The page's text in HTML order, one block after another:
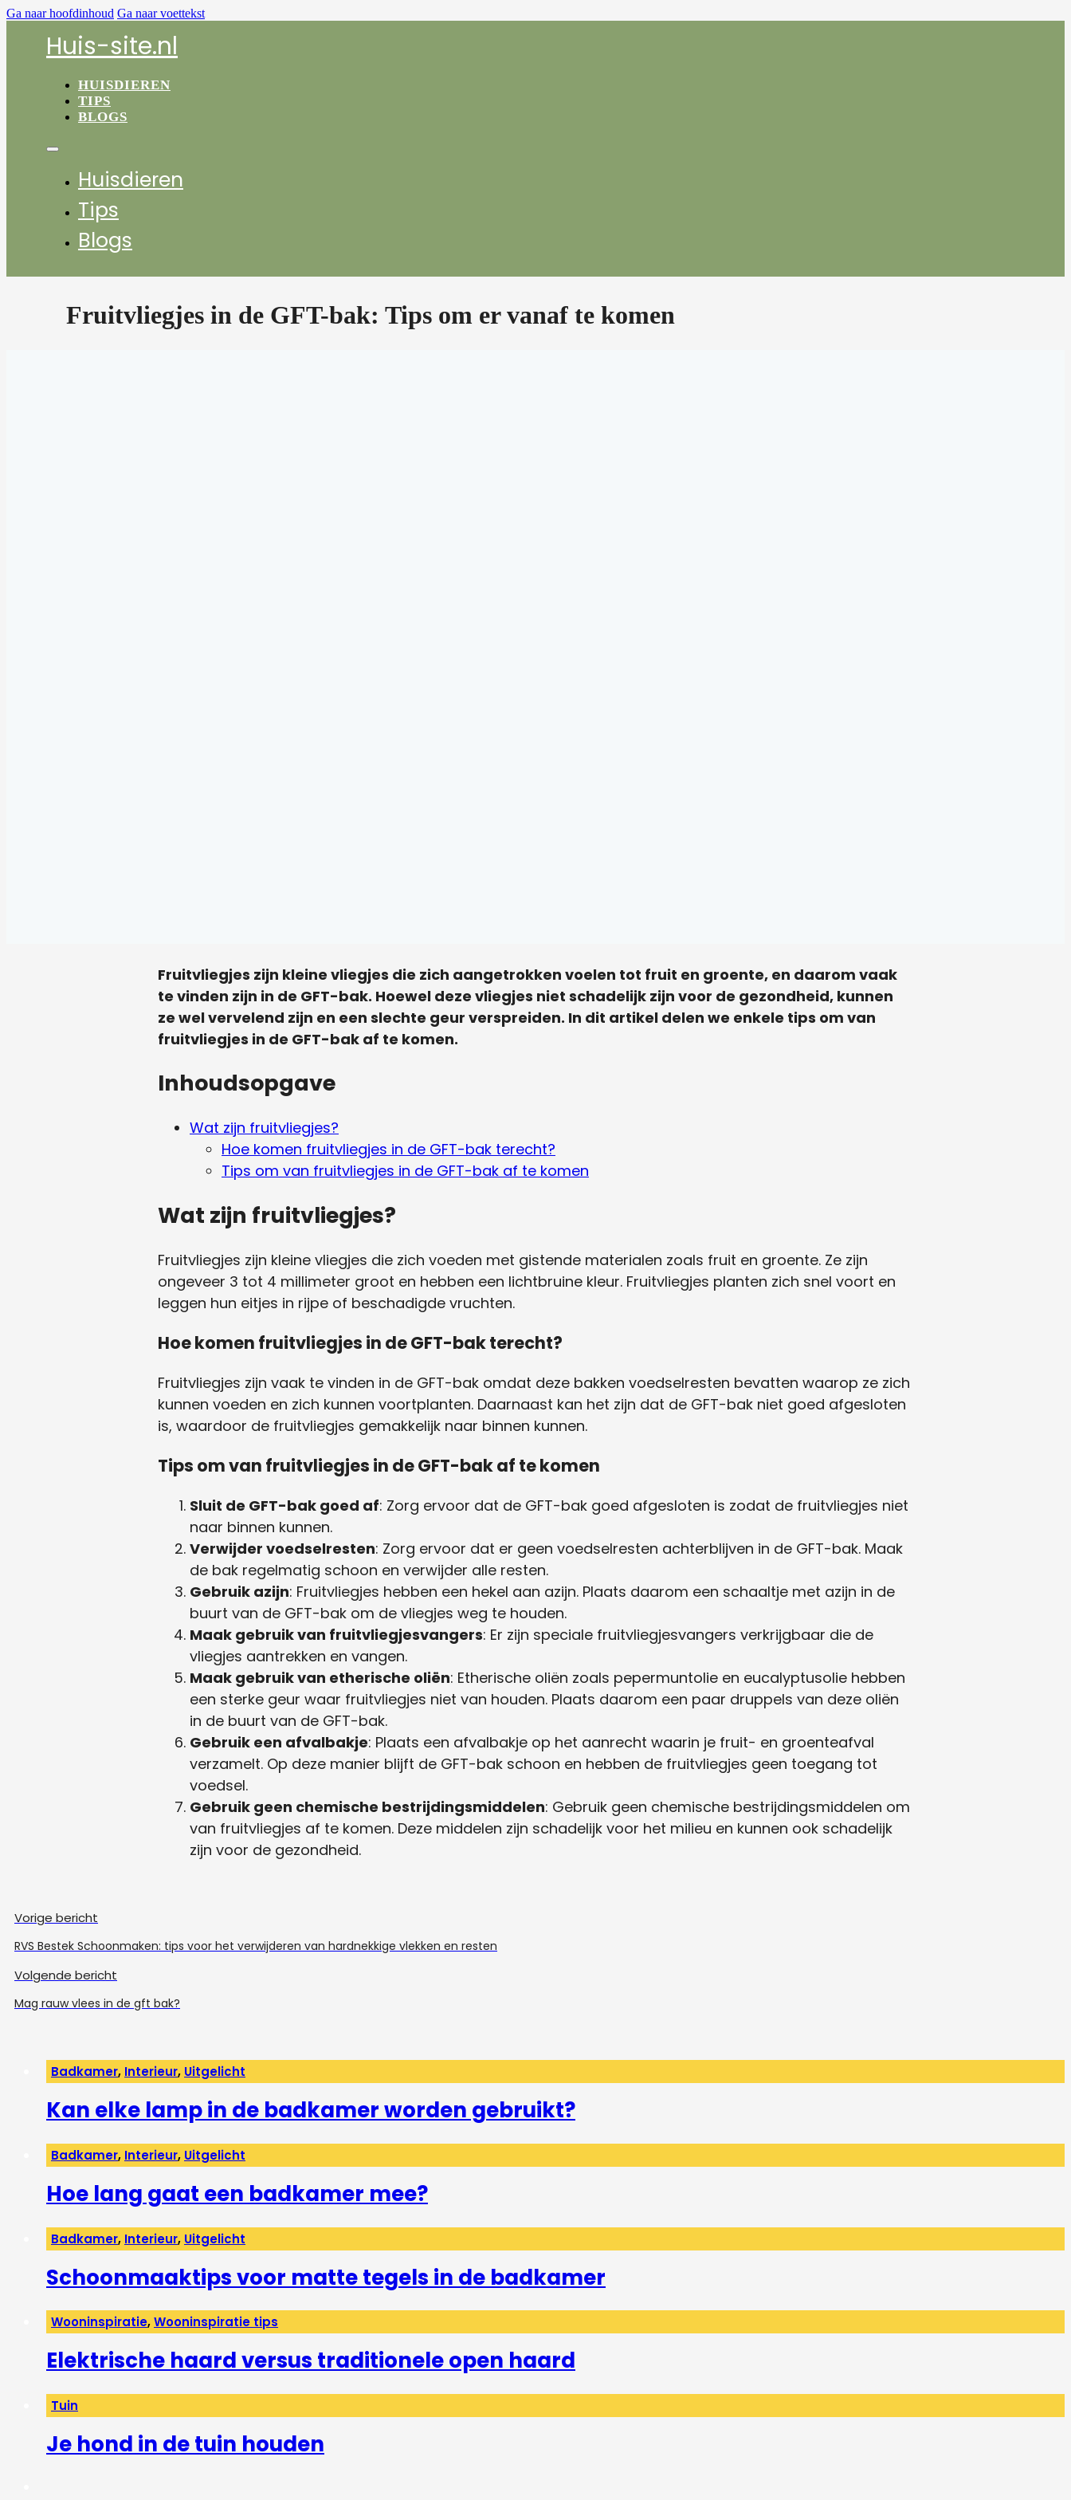
Ga naar hoofdinhoud Ga naar voettekst
Huis-site.nl
HUISDIEREN
TIPS
BLOGS
Huisdieren
Tips
Blogs
Fruitvliegjes in de GFT-bak: Tips om er vanaf te komen
Fruitvliegjes zijn kleine vliegjes die zich aangetrokken voelen tot fruit en groente, en daarom vaak
te vinden zijn in de GFT-bak. Hoewel deze vliegjes niet schadelijk zijn voor de gezondheid, kunnen
ze wel vervelend zijn en een slechte geur verspreiden. In dit artikel delen we enkele tips om van
fruitvliegjes in de GFT-bak af te komen.
Inhoudsopgave
Wat zijn fruitvliegjes?
Hoe komen fruitvliegjes in de GFT-bak terecht?
Tips om van fruitvliegjes in de GFT-bak af te komen
Wat zijn fruitvliegjes?
Fruitvliegjes zijn kleine vliegjes die zich voeden met gistende materialen zoals fruit en groente. Ze zijn
ongeveer 3 tot 4 millimeter groot en hebben een lichtbruine kleur. Fruitvliegjes planten zich snel voort en
leggen hun eitjes in rijpe of beschadigde vruchten.
Hoe komen fruitvliegjes in de GFT-bak terecht?
Fruitvliegjes zijn vaak te vinden in de GFT-bak omdat deze bakken voedselresten bevatten waarop ze zich
kunnen voeden en zich kunnen voortplanten. Daarnaast kan het zijn dat de GFT-bak niet goed afgesloten
is, waardoor de fruitvliegjes gemakkelijk naar binnen kunnen.
Tips om van fruitvliegjes in de GFT-bak af te komen
Sluit de GFT-bak goed af: Zorg ervoor dat de GFT-bak goed afgesloten is zodat de fruitvliegjes niet
naar binnen kunnen.
Verwijder voedselresten: Zorg ervoor dat er geen voedselresten achterblijven in de GFT-bak. Maak
de bak regelmatig schoon en verwijder alle resten.
Gebruik azijn: Fruitvliegjes hebben een hekel aan azijn. Plaats daarom een schaaltje met azijn in de
buurt van de GFT-bak om de vliegjes weg te houden.
Maak gebruik van fruitvliegjesvangers: Er zijn speciale fruitvliegjesvangers verkrijgbaar die de
vliegjes aantrekken en vangen.
Maak gebruik van etherische oliën: Etherische oliën zoals pepermuntolie en eucalyptusolie hebben
een sterke geur waar fruitvliegjes niet van houden. Plaats daarom een paar druppels van deze oliën
in de buurt van de GFT-bak.
Gebruik een afvalbakje: Plaats een afvalbakje op het aanrecht waarin je fruit- en groenteafval
verzamelt. Op deze manier blijft de GFT-bak schoon en hebben de fruitvliegjes geen toegang tot
voedsel.
Gebruik geen chemische bestrijdingsmiddelen: Gebruik geen chemische bestrijdingsmiddelen om
van fruitvliegjes af te komen. Deze middelen zijn schadelijk voor het milieu en kunnen ook schadelijk
zijn voor de gezondheid.
Vorige bericht
RVS Bestek Schoonmaken: tips voor het verwijderen van hardnekkige vlekken en resten
Volgende bericht
Mag rauw vlees in de gft bak?
Badkamer, Interieur, Uitgelicht
Kan elke lamp in de badkamer worden gebruikt?
Badkamer, Interieur, Uitgelicht
Hoe lang gaat een badkamer mee?
Badkamer, Interieur, Uitgelicht
Schoonmaaktips voor matte tegels in de badkamer
Wooninspiratie,Wooninspiratie tips
Elektrische haard versus traditionele open haard
Tuin
Je hond in de tuin houden